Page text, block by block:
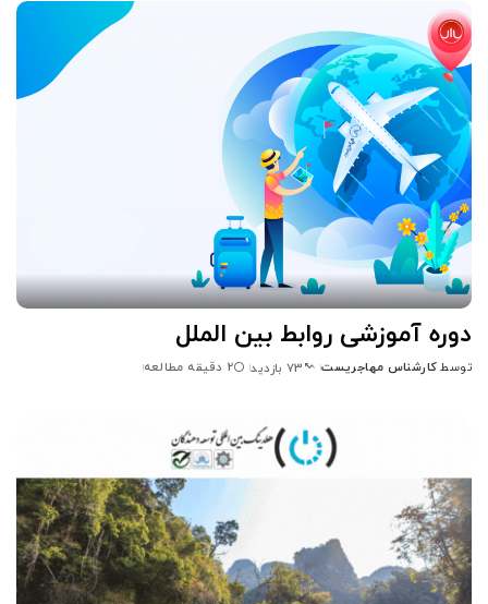
توسط
دوره آموزشی روابط بین الملل
ارسال
توسط کارشناس مهاجریست 73 بازدید 2 دقیقه مطالعه